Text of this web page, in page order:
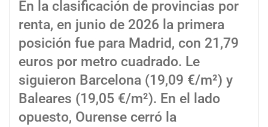
En la clasificación de provincias por
renta, en junio de 2026 la primera
posición fue para Madrid, con 21,79
euros por metro cuadrado. Le
siguieron Barcelona (19,09 €/m²) y
Baleares (19,05 €/m²). En el lado
opuesto, Ourense cerró la